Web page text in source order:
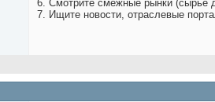
6. Смотрите смежные рынки (сырье
7. Ищите новости, отраслевые